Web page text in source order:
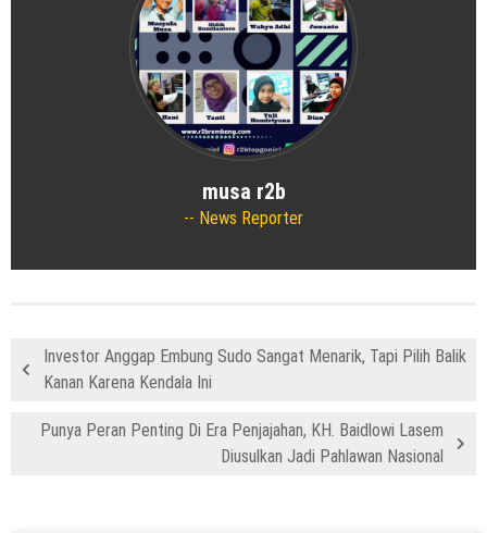
musa r2b
News Reporter
Investor Anggap Embung Sudo Sangat Menarik, Tapi Pilih Balik
Kanan Karena Kendala Ini
Punya Peran Penting Di Era Penjajahan, KH. Baidlowi Lasem
Diusulkan Jadi Pahlawan Nasional